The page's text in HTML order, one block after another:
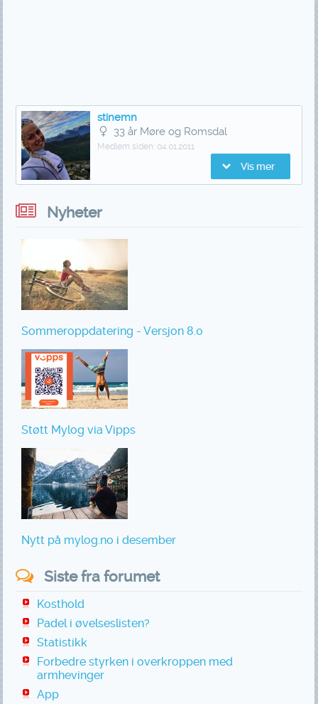
stinemn
33 år Møre og Romsdal
Medlem siden: 04.01.2011
Vis mer
Nyheter
Sommeroppdatering - Versjon 8.0
Støtt Mylog via Vipps
Nytt på mylog.no i desember
Siste fra forumet
Kosthold
Padel i øvelseslisten?
Statistikk
Forbedre styrken i overkroppen med
armhevinger
App